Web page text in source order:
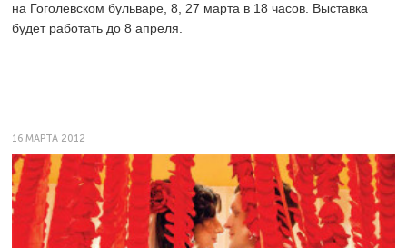
на Гоголевском бульваре, 8, 27 марта в 18 часов. Выставка
будет работать до 8 апреля.
16 МАРТА 2012